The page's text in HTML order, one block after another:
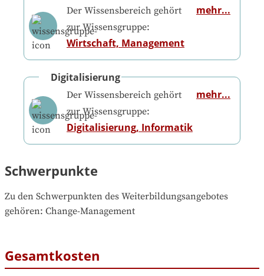
Der Wissensbereich gehört
zur Wissensgruppe:
Wirtschaft, Management
mehr...
Digitalisierung
Der Wissensbereich gehört
zur Wissensgruppe:
Digitalisierung, Informatik
mehr...
Schwerpunkte
Zu den Schwerpunkten des Weiterbildungsangebotes
gehören: Change-Management
Gesamtkosten